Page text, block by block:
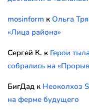
mosinform к Ольга
«Лица района»
Сергей К. к Герои
собрались на
БигДад к Неоколхоз
на ферме будущего